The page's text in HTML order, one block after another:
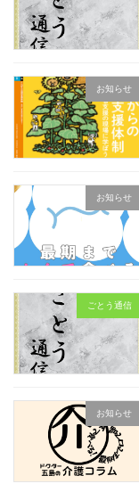
お知らせ
お知らせ
ごとう通信
お知らせ